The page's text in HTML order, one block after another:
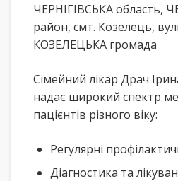
ЧЕРНІГІВСЬКА область,
район, смт. Козелець,
КОЗЕЛЕЦЬКА громада
Сімейний лікар Драч
надає широкий спектр
пацієнтів різного віку:
Регулярні
Діагностика та